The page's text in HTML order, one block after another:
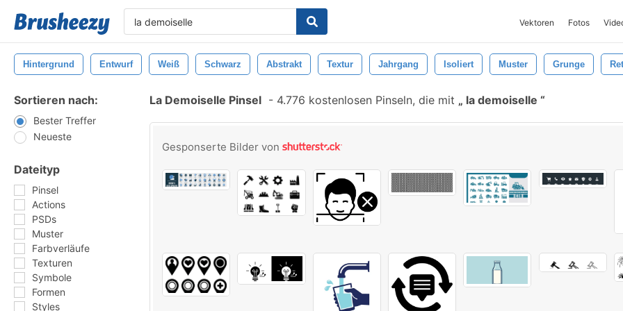
Vektoren Fotos
Hintergrund Entwurf Weiß Schwarz Abstrakt Textur Jahrgang Isoliert Muster Grunge
Sortieren nach:
Bester Treffer
Neueste
Dateityp
Pinsel
Actions
PSDs
Muster
Farbverläufe
Texturen
Symbole
Formen
Styles
La Demoiselle Pinsel - 4.776 kostenlosen Pinseln, die mit la demoiselle
Gesponserte Bilder von